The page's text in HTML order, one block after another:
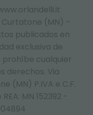
(MN) -
publicados en
exclusiva de
prohíbe cualquier
derechos. Via
(MN) P.IVA e C.F.
MN 152392 -